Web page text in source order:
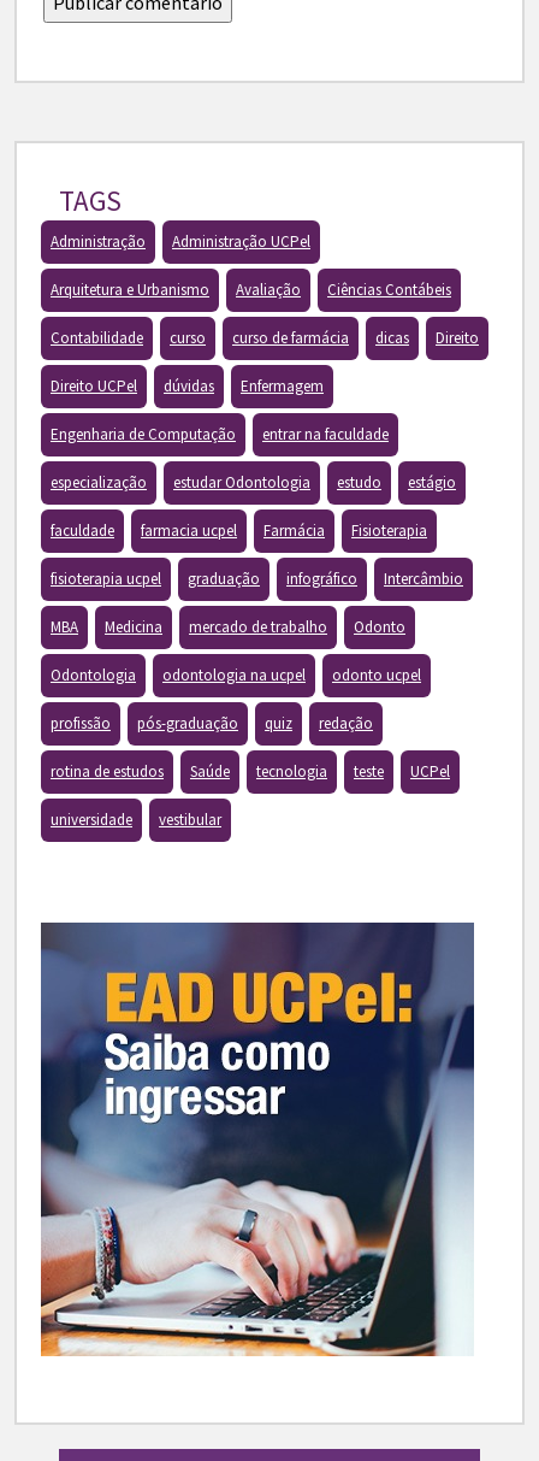
TAGS
Administração Administração UCPel
Arquitetura e Urbanismo Avaliação Ciências Contábeis
Contabilidade curso curso de farmácia dicas Direito
Direito UCPel dúvidas Enfermagem
Engenharia de Computação entrar na faculdade
especialização estudar Odontologia estudo estágio
faculdade farmacia ucpel Farmácia Fisioterapia
fisioterapia ucpel graduação infográfico Intercâmbio
MBA Medicina mercado de trabalho Odonto
Odontologia odontologia na ucpel odonto ucpel
profissão pós-graduação quiz redação
rotina de estudos Saúde tecnologia teste UCPel
universidade vestibular